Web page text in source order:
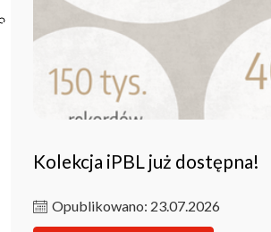
Poczta ibl.waw.pl
Kontakt
Kolekcja iPBL już dostępna!
Opublikowano: 23.07.2026